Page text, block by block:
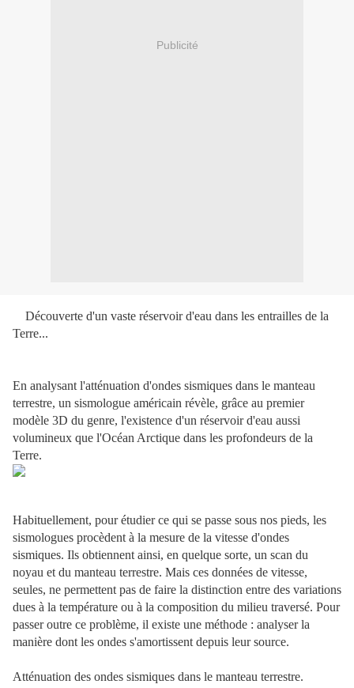
Publicité
Découverte d'un vaste réservoir d'eau dans les entrailles de la
Terre...
En analysant l'atténuation d'ondes sismiques dans le manteau
terrestre, un sismologue américain révèle, grâce au premier
modèle 3D du genre, l'existence d'un réservoir d'eau aussi
volumineux que l'Océan Arctique dans les profondeurs de la
Terre.
Habituellement, pour étudier ce qui se passe sous nos pieds, les
sismologues procèdent à la mesure de la vitesse d'ondes
sismiques. Ils obtiennent ainsi, en quelque sorte, un scan du
noyau et du manteau terrestre. Mais ces données de vitesse,
seules, ne permettent pas de faire la distinction entre des variations
dues à la température ou à la composition du milieu traversé. Pour
passer outre ce problème, il existe une méthode : analyser la
manière dont les ondes s'amortissent depuis leur source.
Atténuation des ondes sismiques dans le manteau terrestre.